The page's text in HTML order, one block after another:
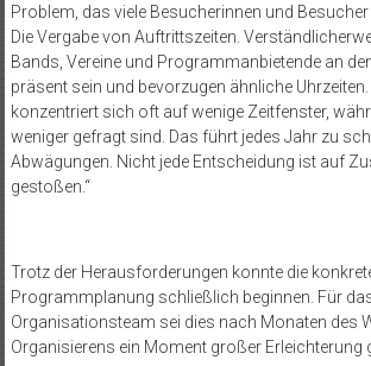
Problem, das viele Besucherinnen und
Die Vergabe von Auftrittszeiten.
Bands, Vereine und Programmanbietende an
präsent sein und bevorzugen ähnliche
konzentriert sich oft auf wenige Zeitfenster,
weniger gefragt sind. Das führt jedes Jahr zu
Abwägungen. Nicht jede Entscheidung ist auf
gestoßen.“
Trotz der Herausforderungen konnte die
Programmplanung schließlich beginnen. Für
Organisationsteam sei dies nach Monaten des
Organisierens ein Moment großer Erleichterung